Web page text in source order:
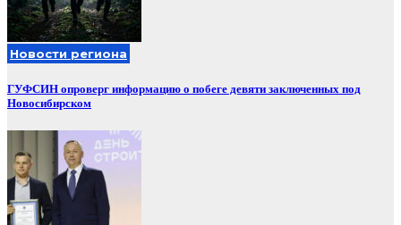
Новости региона
ГУФСИН опроверг информацию о побеге девяти заключенных под
Новосибирском